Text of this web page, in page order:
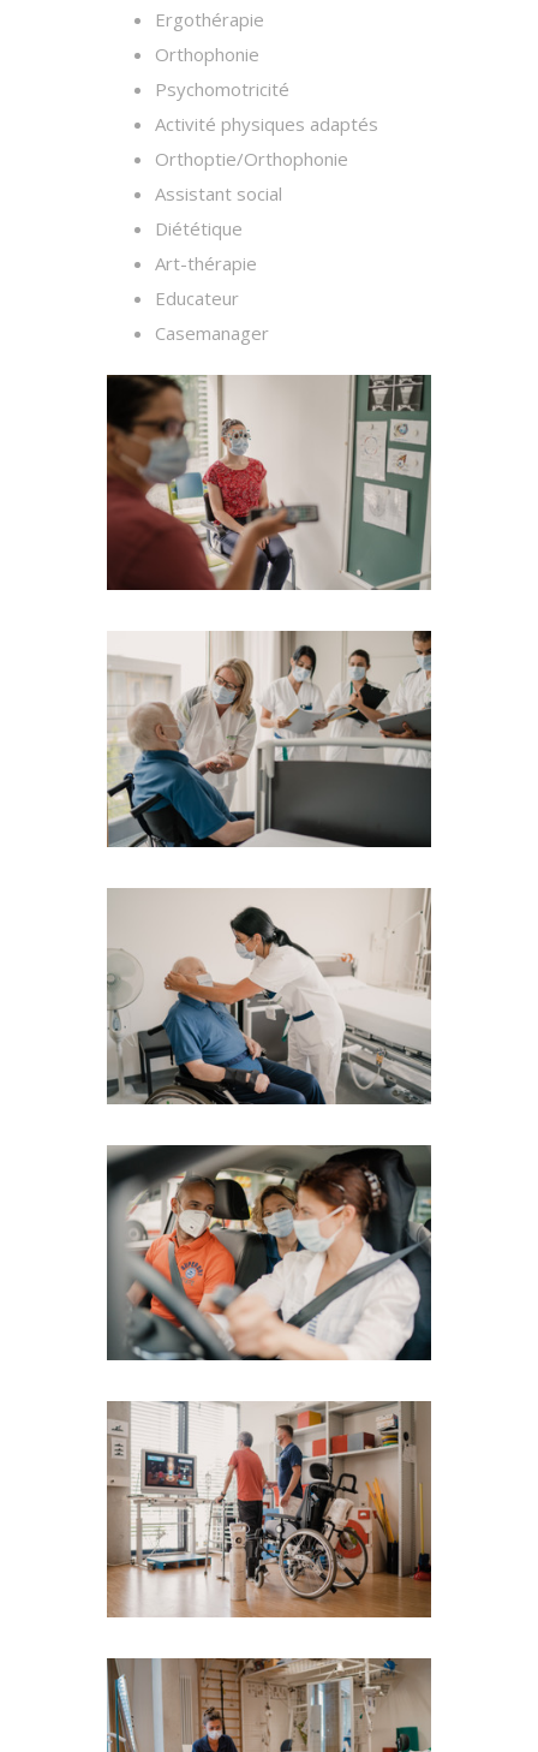
Ergothérapie
Orthophonie
Psychomotricité
Activité physiques adaptés
Orthoptie/Orthophonie
Assistant social
Diététique
Art-thérapie
Educateur
Casemanager